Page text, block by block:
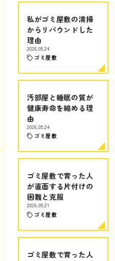
私がゴミ屋敷の清掃
からリバウンドした
理由
2026.05.24
ゴミ屋敷
汚部屋と睡眠の質が
健康寿命を縮める理
由
2026.05.24
ゴミ屋敷
ゴミ屋敷で育った人
が直面する片付けの
困難と克服
2026.05.21
ゴミ屋敷
ゴミ屋敷で育った人